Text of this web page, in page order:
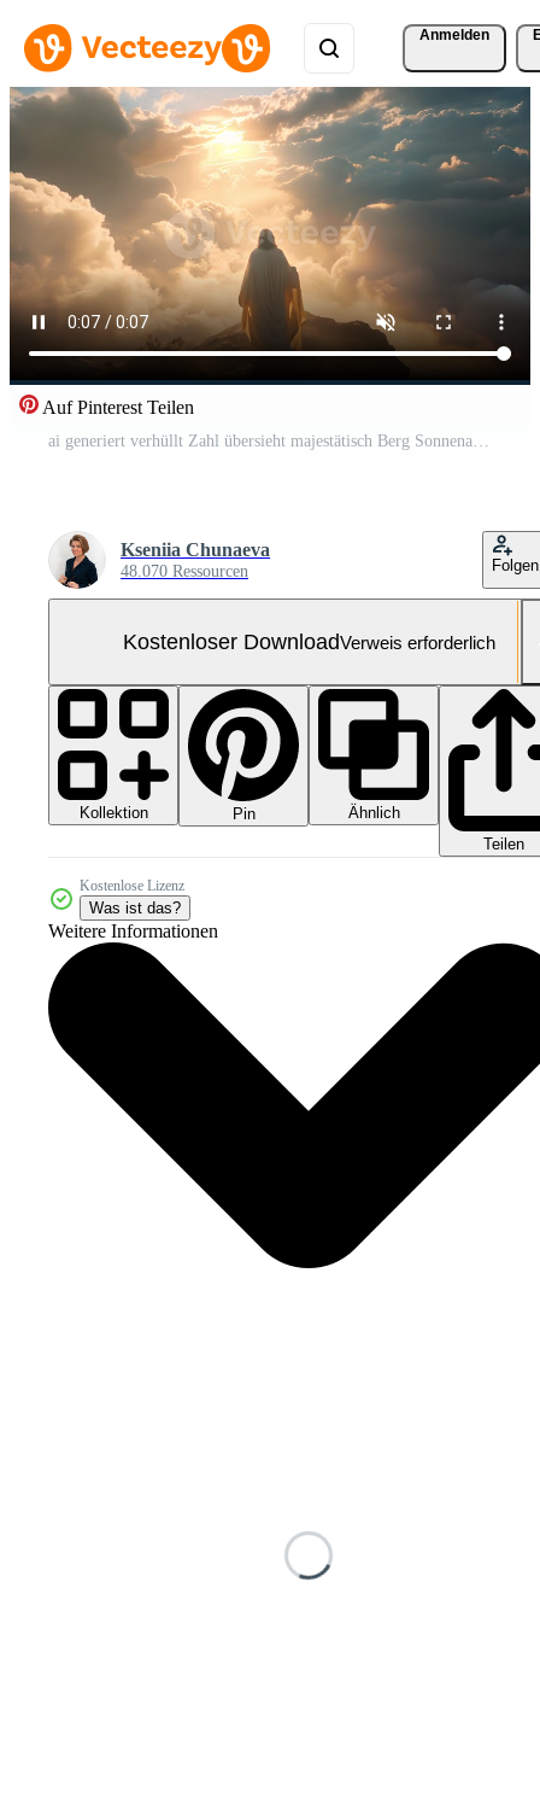
Anmelden
Auf Pinterest Teilen
ai generiert verhüllt Zahl übersieht majestätisch Berg Sonnenaufgang Kostenloses Video
Kseniia Chunaeva
48.070 Ressourcen Folgen
Kostenloser DownloadVerweis erforderlich
Kollektion Pin
Ähnlich
Teilen
Kostenlose Lizenz
Was ist das?
Weitere Informationen